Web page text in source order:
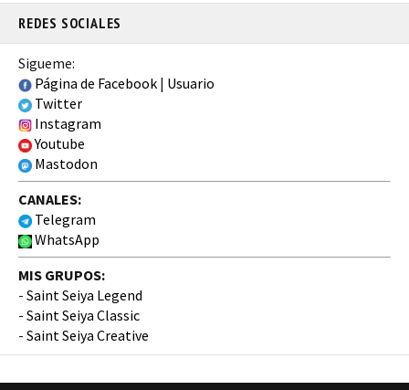
REDES SOCIALES
Sigueme:
Página de Facebook | Usuario
Twitter
Instagram
Youtube
Mastodon
CANALES:
Telegram
WhatsApp
MIS GRUPOS:
- Saint Seiya Legend
- Saint Seiya Classic
- Saint Seiya Creative